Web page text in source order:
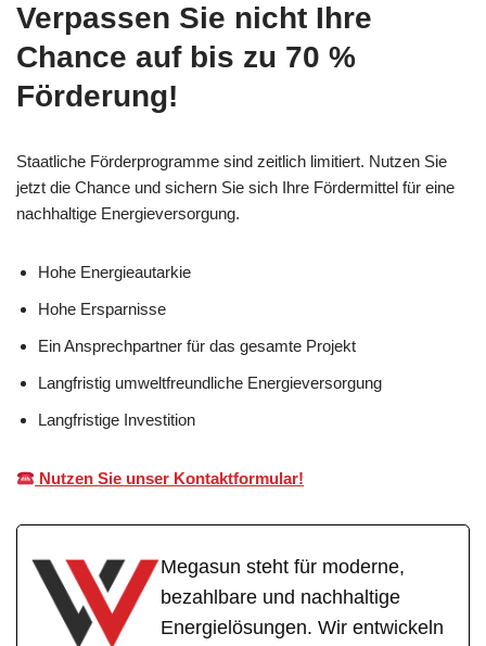
Verpassen Sie nicht Ihre
Chance auf bis zu 70 %
Förderung!
Staatliche Förderprogramme sind zeitlich limitiert. Nutzen Sie
jetzt die Chance und sichern Sie sich Ihre Fördermittel für eine
nachhaltige Energieversorgung.
Hohe Energieautarkie
Hohe Ersparnisse
Ein Ansprechpartner für das gesamte Projekt
Langfristig umweltfreundliche Energieversorgung
Langfristige Investition
Nutzen Sie unser Kontaktformular!
Megasun steht für moderne,
bezahlbare und nachhaltige
Energielösungen. Wir entwickeln